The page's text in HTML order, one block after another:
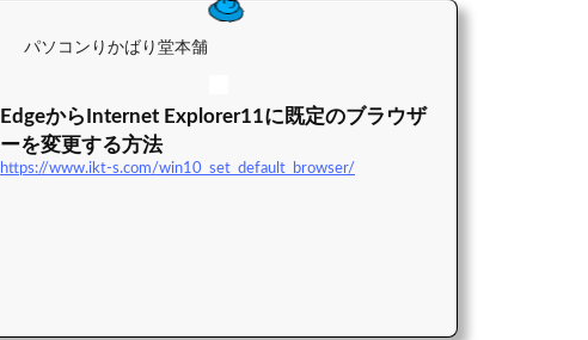
パソコンりかばり堂本舗
EdgeからInternet Explorer11に既定のブラウザ
ーを変更する方法
https://www.ikt-s.com/win10_set_default_browser/